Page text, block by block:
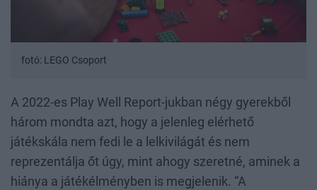
fotó: LEGO Csoport
A 2022-es Play Well Report-jukban négy gyerekből
három mondta azt, hogy a jelenleg elérhető
játékskála nem fedi le a lelkivilágát és nem
reprezentálja őt úgy, mint ahogy szeretné, aminek a
hiánya a játékélményben is megjelenik. “A